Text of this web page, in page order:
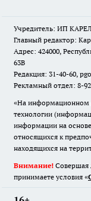
Учредитель: ИП
Главный редактор:
Адрес: 424000,
63В
Редакция: 31-40-60,
Рекламный отдел: 8-
«На информационном
технологии
информации на
относящихся к
находящихся на
Внимание! Совершая
принимаете условия «